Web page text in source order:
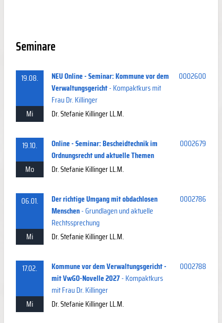
Seminare
19.08.
NEU Online - Seminar: Kommune vor dem
Verwaltungsgericht- Kompaktkurs mit
Frau Dr. Killinger
0002600
Mi Dr. Stefanie Killinger LL.M.
19.10.
Online - Seminar: Bescheidtechnik im
Ordnungsrecht und aktuelle Themen
0002679
Mo Dr. Stefanie Killinger LL.M.
06.01.
Der richtige Umgang mit obdachlosen
Menschen- Grundlagen und aktuelle
Rechtssprechung
0002786
Mi Dr. Stefanie Killinger LL.M.
17.02.
Kommune vor dem Verwaltungsgericht -
mit VwGO-Novelle 2027- Kompaktkurs
mit Frau Dr. Killinger
0002788
Mi Dr. Stefanie Killinger LL.M.